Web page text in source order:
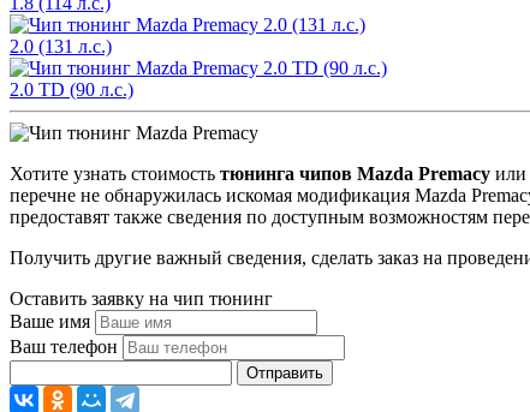
2.0 (131 л.с.)
2.0 TD (90 л.с.)
Хотите узнать стоимость тюнинга чипов Mazda Premacy или
перечне не обнаружилась искомая модификация Mazda
предоставят также сведения по доступным возможностям
Получить другие важный сведения, сделать заказ на
Оставить заявку на чип тюнинг
Ваше имя
Ваш телефон
Отправить